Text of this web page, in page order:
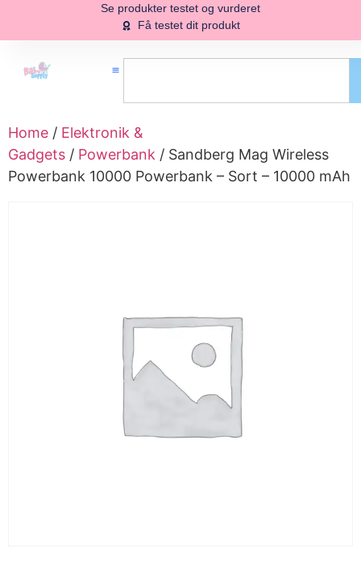
Se produkter testet og vurderet
Få testet dit produkt
Home / Elektronik &
Gadgets / Powerbank / Sandberg Mag Wireless
Powerbank 10000 Powerbank – Sort – 10000 mAh